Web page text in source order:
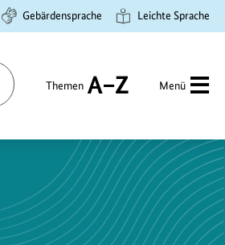
Gebärdensprache Leichte Sprache
Themen
A
Menü